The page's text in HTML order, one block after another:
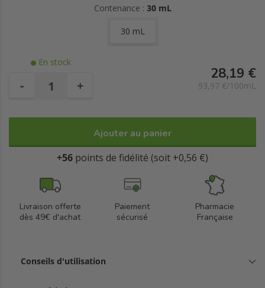
Il réduit les imperfections persistantes et les marques résiduelles
Cette formule lisse en simultané rides et ridules pour une peau
comme neuve après 28 jours d’utilisation. La peau est comme
Haute tolérance. Non comédogène.
Contenance : 30 mL
30 mL
En stock
- +
28,19 €
93,97 €/100mL
Ajouter au panier
+56 points de fidélité (soit +0,56 €)
Livraison offerte
dès 49€ d'achat
Paiement
sécurisé
Pharmacie
Française
Conseils d'utilisation